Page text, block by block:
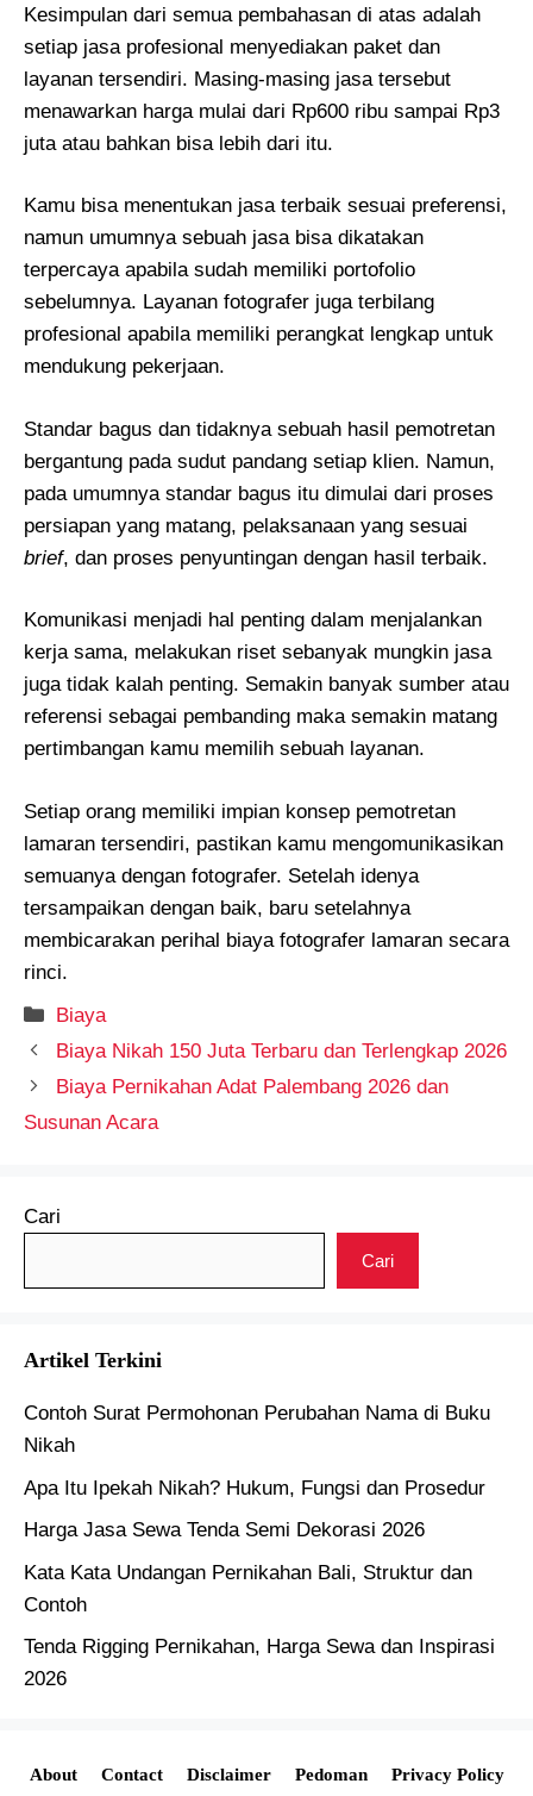
Kesimpulan dari semua pembahasan di atas adalah
setiap jasa profesional menyediakan paket dan
layanan tersendiri. Masing-masing jasa tersebut
menawarkan harga mulai dari Rp600 ribu sampai Rp3
juta atau bahkan bisa lebih dari itu.
Kamu bisa menentukan jasa terbaik sesuai preferensi,
namun umumnya sebuah jasa bisa dikatakan
terpercaya apabila sudah memiliki portofolio
sebelumnya. Layanan fotografer juga terbilang
profesional apabila memiliki perangkat lengkap untuk
mendukung pekerjaan.
Standar bagus dan tidaknya sebuah hasil pemotretan
bergantung pada sudut pandang setiap klien. Namun,
pada umumnya standar bagus itu dimulai dari proses
persiapan yang matang, pelaksanaan yang sesuai
brief, dan proses penyuntingan dengan hasil terbaik.
Komunikasi menjadi hal penting dalam menjalankan
kerja sama, melakukan riset sebanyak mungkin jasa
juga tidak kalah penting. Semakin banyak sumber atau
referensi sebagai pembanding maka semakin matang
pertimbangan kamu memilih sebuah layanan.
Setiap orang memiliki impian konsep pemotretan
lamaran tersendiri, pastikan kamu mengomunikasikan
semuanya dengan fotografer. Setelah idenya
tersampaikan dengan baik, baru setelahnya
membicarakan perihal biaya fotografer lamaran secara
rinci.
Kategori
Biaya
Biaya Nikah 150 Juta Terbaru dan Terlengkap 2026
Biaya Pernikahan Adat Palembang 2026 dan
Susunan Acara
Cari
Cari
Artikel Terkini
Contoh Surat Permohonan Perubahan Nama di Buku
Nikah
Apa Itu Ipekah Nikah? Hukum, Fungsi dan Prosedur
Harga Jasa Sewa Tenda Semi Dekorasi 2026
Kata Kata Undangan Pernikahan Bali, Struktur dan
Contoh
Tenda Rigging Pernikahan, Harga Sewa dan Inspirasi
2026
About Contact Disclaimer Pedoman Privacy Policy